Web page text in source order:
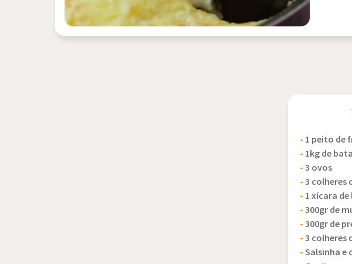
- 1 peito de
- 1kg de
-3 ovos
-3 colheres
- 1 xícara
-300gr de
-300gr de
-3 colheres
-Salsinha e